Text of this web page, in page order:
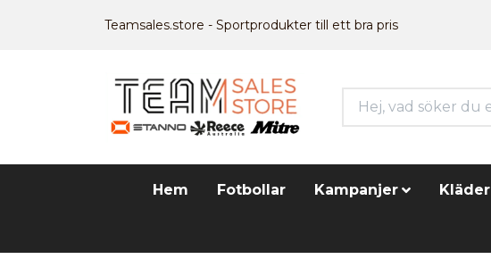
Teamsales.store - Sportprodukter till ett bra pris
Hem Fotbollar Kampanjer Kläder